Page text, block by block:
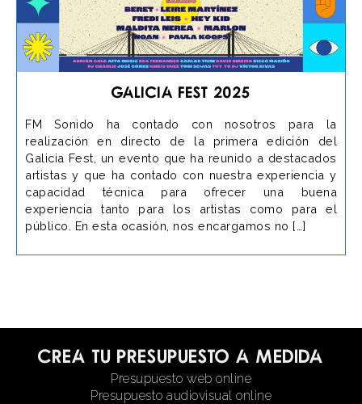
Galicia Fest 2025
FM Sonido ha contado con nosotros para la
realización en directo de la primera edición del
Galicia Fest, un evento que ha reunido a destacados
artistas y que ha contado con nuestra experiencia y
capacidad técnica para ofrecer una buena
experiencia tanto para los artistas como para el
público. En esta ocasión, nos encargamos no […]
Crea tu presupuesto a medida
Presupuesto web online
Presupuesto audiovisual online